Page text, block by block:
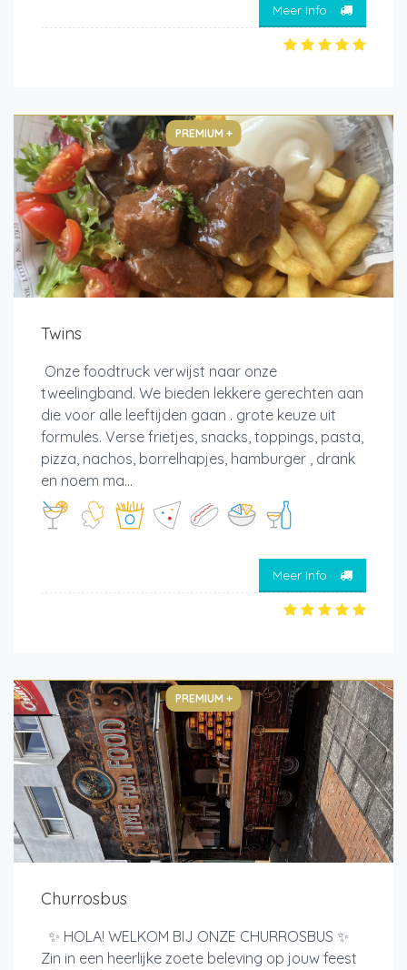
Meer info
PREMIUM +
Twins
Onze foodtruck verwijst naar onze
tweelingband. We bieden lekkere gerechten aan
die voor alle leeftijden gaan . grote keuze uit
formules. Verse frietjes, snacks, toppings, pasta,
pizza, nachos, borrelhapjes, hamburger , drank
en noem ma...
Meer info
PREMIUM +
Churrosbus
✨ HOLA! WELKOM BIJ ONZE CHURROSBUS ✨
Zin in een heerlijke zoete beleving op jouw feest